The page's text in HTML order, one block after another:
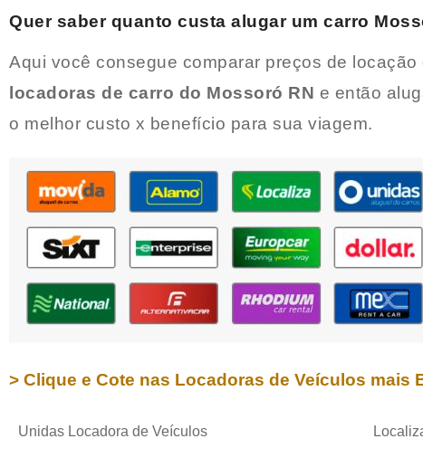
Quer saber quanto custa alugar um carro
Aqui você consegue comparar preços de
locadoras de carro do Mossoró RN e então
o melhor custo x benefício para sua viagem.
> Clique e Cote nas Locadoras de Veículos mais
Unidas Locadora de Veículos